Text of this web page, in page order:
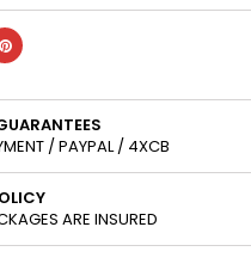
/ PAYPAL / 4XCB
ARE INSURED